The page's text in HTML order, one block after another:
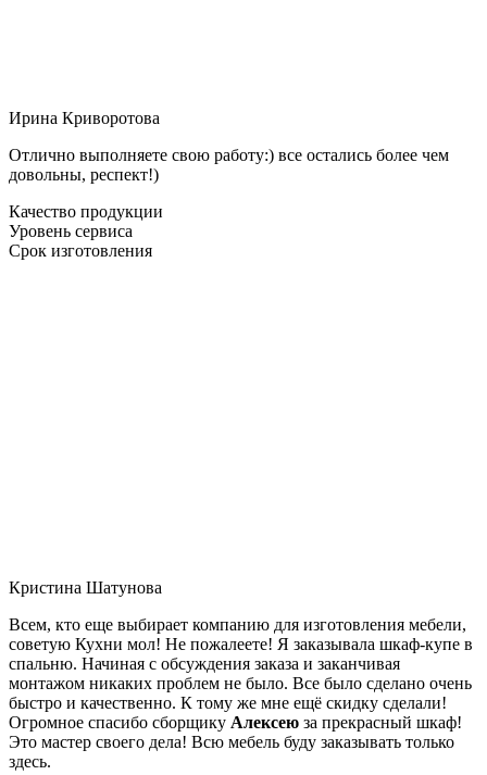
Ирина Криворотова
Отлично выполняете свою работу:) все остались более чем
довольны, респект!)
Качество продукции
Уровень сервиса
Срок изготовления
Кристина Шатунова
Всем, кто еще выбирает компанию для изготовления мебели,
советую Кухни мол! Не пожалеете! Я заказывала шкаф-купе в
спальню. Начиная с обсуждения заказа и заканчивая
монтажом никаких проблем не было. Все было сделано очень
быстро и качественно. К тому же мне ещё скидку сделали!
Огромное спасибо сборщику Алексею за прекрасный шкаф!
Это мастер своего дела! Всю мебель буду заказывать только
здесь.